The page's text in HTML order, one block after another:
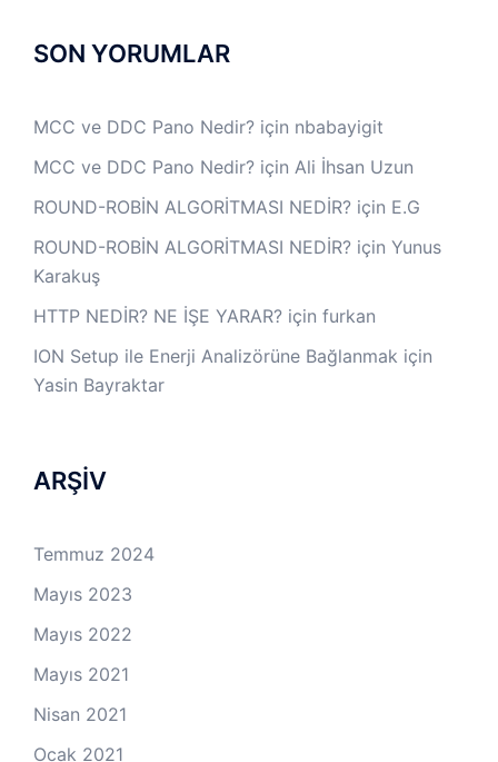
SON YORUMLAR
MCC ve DDC Pano Nedir? için nbabayigit
MCC ve DDC Pano Nedir? için Ali İhsan Uzun
ROUND-ROBİN ALGORİTMASI NEDİR? için E.G
ROUND-ROBİN ALGORİTMASI NEDİR? için Yunus
Karakuş
HTTP NEDİR? NE İŞE YARAR? için furkan
ION Setup ile Enerji Analizörüne Bağlanmak için
Yasin Bayraktar
ARŞİV
Temmuz 2024
Mayıs 2023
Mayıs 2022
Mayıs 2021
Nisan 2021
Ocak 2021